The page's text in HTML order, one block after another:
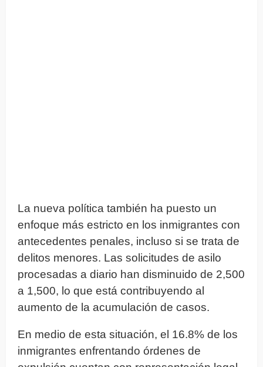
La nueva política también ha puesto un
enfoque más estricto en los inmigrantes con
antecedentes penales, incluso si se trata de
delitos menores. Las solicitudes de asilo
procesadas a diario han disminuido de 2,500
a 1,500, lo que está contribuyendo al
aumento de la acumulación de casos.
En medio de esta situación, el 16.8% de los
inmigrantes enfrentando órdenes de